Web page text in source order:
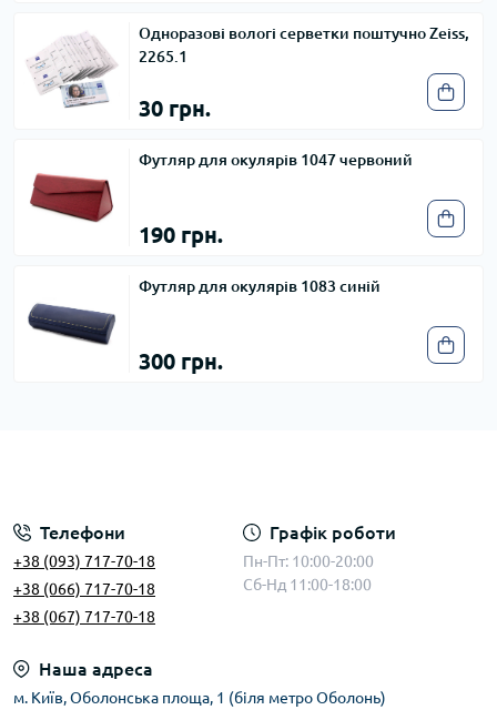
Одноразові вологі серветки поштучно Zeiss,
2265.1
30 грн.
Футляр для окулярів 1047 червоний
190 грн.
Футляр для окулярів 1083 синій
300 грн.
Телефони
+38 (093) 717-70-18
+38 (066) 717-70-18
+38 (067) 717-70-18
Графік роботи
Пн-Пт: 10:00-20:00
Сб-Нд 11:00-18:00
Наша адреса
м. Київ, Оболонська площа, 1 (біля метро Оболонь)